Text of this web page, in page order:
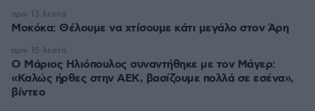
Μοκόκα: Θέλουμε να χτίσουμε κάτι μεγάλο στον Άρη
πριν 13 λεπτά
Ο Μάριος Ηλιόπουλος συναντήθηκε με τον Μάγερ:
«Καλώς ήρθες στην ΑΕΚ, βασίζουμε πολλά σε εσένα»,
βίντεο
πριν 15 λεπτά